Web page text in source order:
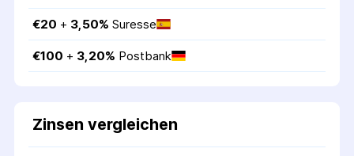
€20 + 3,50% Suresse
€100 + 3,20% Postbank
Zinsen vergleichen